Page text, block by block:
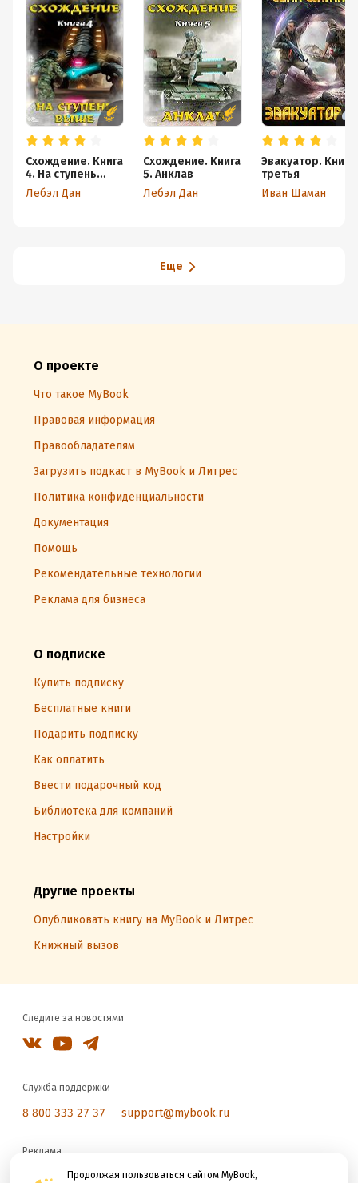
Продолжая пользоваться сайтом MyBook,
Схождение. Книга
4. На ступень
выше
Лебэл Дан
Схождение. Книга
5. Анклав
Лебэл Дан
Эвакуатор. Книга
третья
Иван Шаман
Еще
О проекте
Что такое MyBook
Правовая информация
Правообладателям
Загрузить подкаст в MyBook и Литрес
Политика конфиденциальности
Документация
Помощь
Рекомендательные технологии
Реклама для бизнеса
О подписке
Купить подписку
Бесплатные книги
Подарить подписку
Как оплатить
Ввести подарочный код
Библиотека для компаний
Настройки
Другие проекты
Опубликовать книгу на MyBook и Литрес
Книжный вызов
Следите за новостями
Служба поддержки
8 800 333 27 37 support@mybook.ru
Реклама
reklama@litres.ru